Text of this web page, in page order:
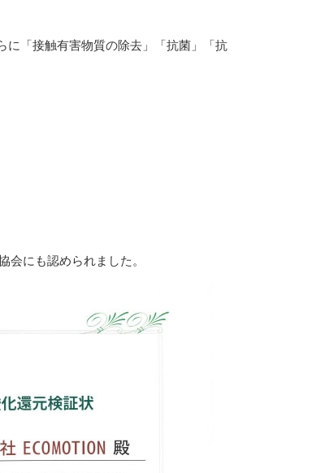
に「接触有害物質の除去」「抗菌」「抗
にも認められました。